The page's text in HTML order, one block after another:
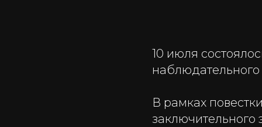
10 июля
В рамках
заключительного